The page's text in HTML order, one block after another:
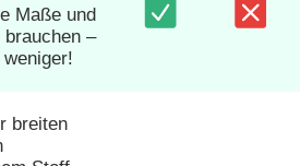
Maße und
–
breiten